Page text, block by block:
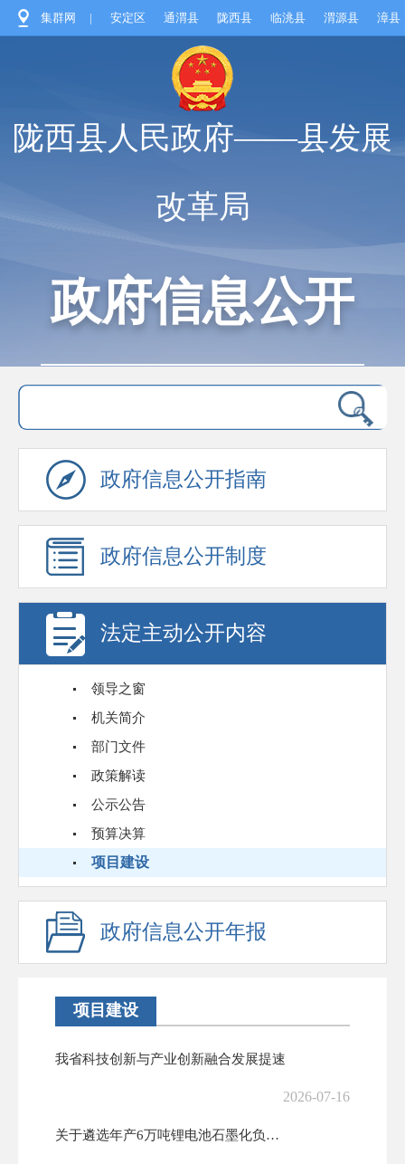
集群网 | 安定区 通渭县 陇西县 临洮县 渭源县 漳县
陇西县人民政府——县发展
改革局
政府信息公开
政府信息公开指南
政府信息公开制度
法定主动公开内容
领导之窗
机关简介
部门文件
政策解读
公示公告
预算决算
项目建设
政府信息公开年报
项目建设
我省科技创新与产业创新融合发展提速
2026-07-16
关于遴选年产6万吨锂电池石墨化负极材料等项目节能报告及碳排放评价评审...